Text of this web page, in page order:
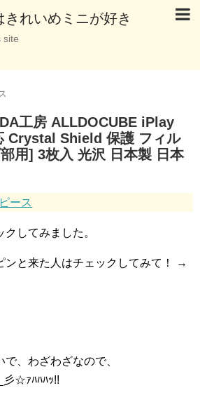
れいめミニが好き
site
工房 ALLDOCUBE iPlay
Crystal Shield 保護 フィル
用] 3枚入 光沢 日本製 日本
ース
してみました。
ンと来た人はチェックしてみて！ →
、わざわざなので、
彡☆ｧﾊﾊﾊｯ!!